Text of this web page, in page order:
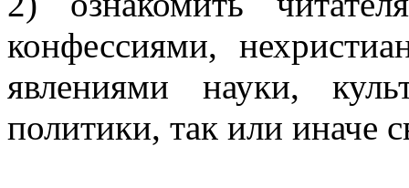
конфессиями,
явлениями науки,
политики, так или иначе